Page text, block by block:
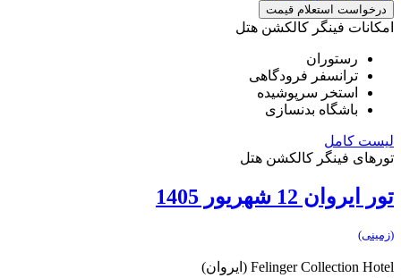
درخواست استعلام قیمت
امکانات فینگر کالکشن هتل
رستوران
ترانسفر فرودگاهی
استخر سرپوشیده
باشگاه بدنسازی
لیست کامل
تورهای فینگر کالکشن هتل
تور ایروان 12 شهریور 1405
(زمینی)
Felinger Collection Hotel (ایروان)